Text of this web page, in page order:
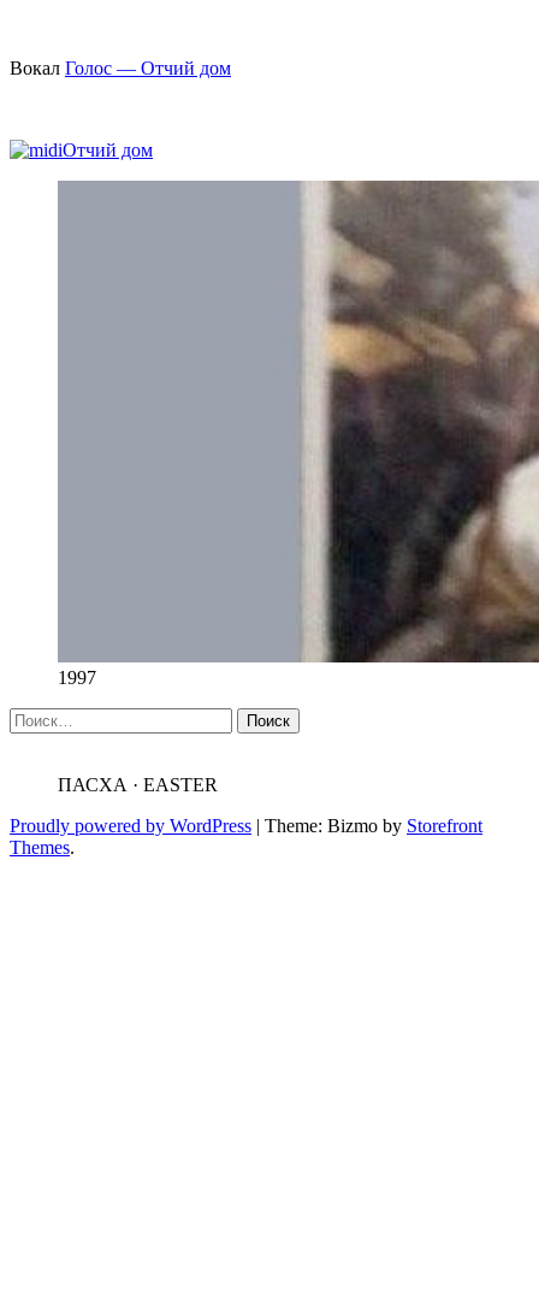
Вокал Голос — Отчий дом
Отчий дом
1997
Найти:
ПАСХА · EASTER
Proudly powered by WordPress | Theme: Bizmo by Storefront
Themes.